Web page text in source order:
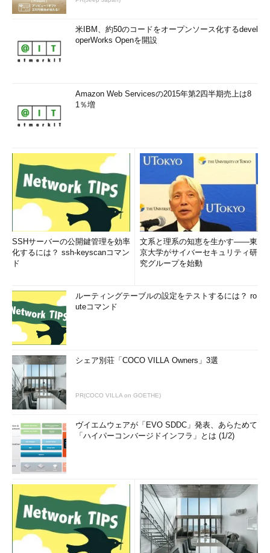
米IBM、約50のコードをオープンソース化するdevel
operWorks Openを開設
Amazon Web Servicesの2015年第2四半期売上は8
1％増
SSHサーバーの公開鍵管理を効率
化するには？ ssh-keyscanコマン
ド
文系と理系の知恵を生かす――東
京大学がサイバーセキュリティ研
究グループを始動
ルーティングテーブルの設定をテストするには？ ro
uteコマンド
シェア別荘「COCO VILLA Owners」3選
PR(COCO VILLA on GOETHE)
ヴイエムウェアが「EVO SDDC」発表、あらためて
「ハイパーコンバージドインフラ」とは (1/2)